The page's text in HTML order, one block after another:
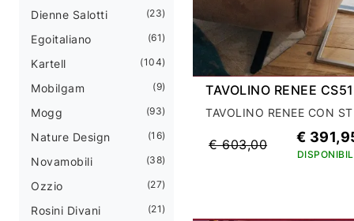
Dienne Salotti 23
Egoitaliano 61
Kartell 104
Mobilgam 9
Mogg 93
Nature Design 16
Novamobili 38
Ozzio 27
Rosini Divani 21
TAVOLINO RENEE
€ 603,00 €